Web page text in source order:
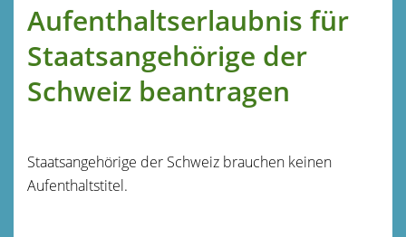
Aufenthaltserlaubnis für
Staatsangehörige der
Schweiz beantragen
Staatsangehörige der Schweiz brauchen keinen
Aufenthaltstitel.